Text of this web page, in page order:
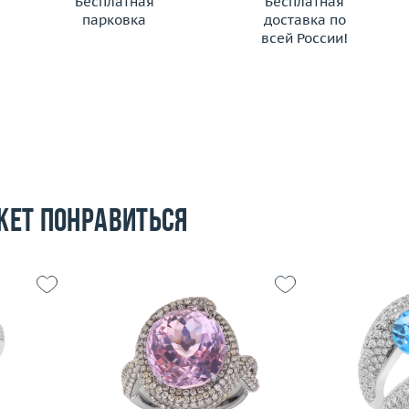
парковка
доставка по
всей России!
понравиться
Материал
золото 750 пробы
Размер
Вес (г)
Материал